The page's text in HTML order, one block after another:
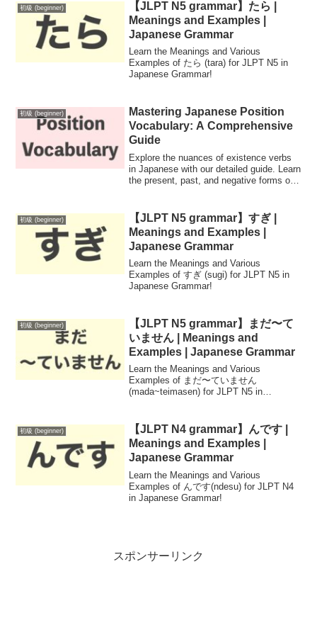
in everyday conversation.
初級 (beginner)
【JLPT N5 grammar】たら |
Meanings and Examples |
Japanese Grammar
Learn the Meanings and Various
Examples of たら (tara) for JLPT N5 in
Japanese Grammar!
初級 (beginner)
Mastering Japanese Position
Vocabulary: A Comprehensive
Guide
Explore the nuances of existence verbs
in Japanese with our detailed guide. Learn
the present, past, and negative forms of
communication in Japanese.
初級 (beginner)
【JLPT N5 grammar】すぎ |
Meanings and Examples |
Japanese Grammar
Learn the Meanings and Various
Examples of すぎ (sugi) for JLPT N5 in
Japanese Grammar!
初級 (beginner)
【JLPT N5 grammar】まだ〜て
いません | Meanings and
Examples | Japanese Grammar
Learn the Meanings and Various
Examples of まだ〜ていません
(mada~teimasen) for JLPT N5 in
初級 (beginner)
【JLPT N4 grammar】んです |
Meanings and Examples |
Japanese Grammar
Learn the Meanings and Various
Examples of んです(ndesu) for JLPT N4
in Japanese Grammar!
スポンサーリンク